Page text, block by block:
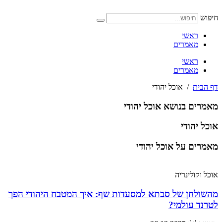
לתוכן
חיפוש
ראשי
מאמרים
ראשי
מאמרים
דף הבית / אוכל יהודי
מאמרים בנושא אוכל יהודי
אוכל יהודי
מאמרים על אוכל יהודי
אוכל וקולינריה
מהשולחן של סבתא למסעדות שף: איך המטבח היהודי הפך
לטרנד עולמי?